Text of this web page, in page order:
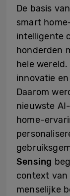
De basis
smart
intelligente
honderden
hele
innovatie
Daarom
nieuwste
home-
Sensing
context van
menselijke